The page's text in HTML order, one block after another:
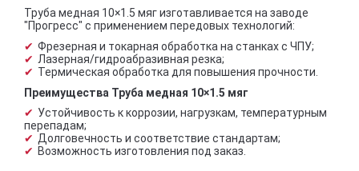
Труба медная 10×1.5 мяг изготавливается на заводе
"Прогресс" с применением передовых технологий:
Фрезерная и токарная обработка на станках с ЧПУ;
Лазерная/гидроабразивная резка;
Термическая обработка для повышения прочности.
Преимущества Труба медная 10×1.5 мяг
Устойчивость к коррозии, нагрузкам, температурным
перепадам;
Долговечность и соответствие стандартам;
Возможность изготовления под заказ.